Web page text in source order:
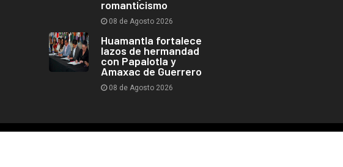
romanticismo
08 de Agosto 2026
Huamantla fortalece
lazos de hermandad
con Papalotla y
Amaxac de Guerrero
08 de Agosto 2026